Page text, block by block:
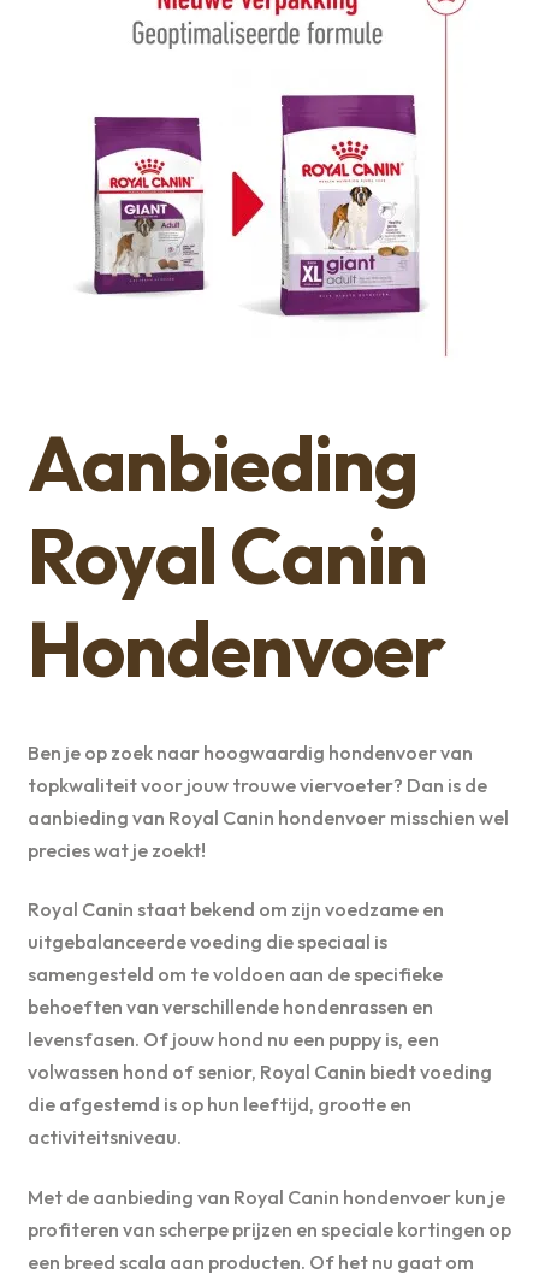
Aanbieding
Royal Canin
Hondenvoer
Ben je op zoek naar hoogwaardig hondenvoer van
topkwaliteit voor jouw trouwe viervoeter? Dan is de
aanbieding van Royal Canin hondenvoer misschien wel
precies wat je zoekt!
Royal Canin staat bekend om zijn voedzame en
uitgebalanceerde voeding die speciaal is
samengesteld om te voldoen aan de specifieke
behoeften van verschillende hondenrassen en
levensfasen. Of jouw hond nu een puppy is, een
volwassen hond of senior, Royal Canin biedt voeding
die afgestemd is op hun leeftijd, grootte en
activiteitsniveau.
Met de aanbieding van Royal Canin hondenvoer kun je
profiteren van scherpe prijzen en speciale kortingen op
een breed scala aan producten. Of het nu gaat om